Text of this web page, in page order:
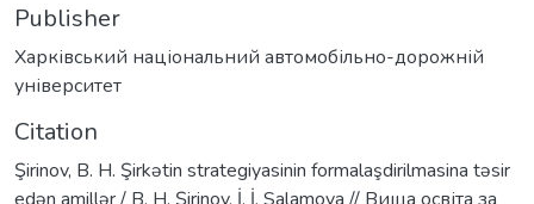
Publisher
Харківський національний автомобільно-дорожній
університет
Citation
Şirinov, B. H. Şirkətin strategiyasinin formalaşdirilmasina təsir